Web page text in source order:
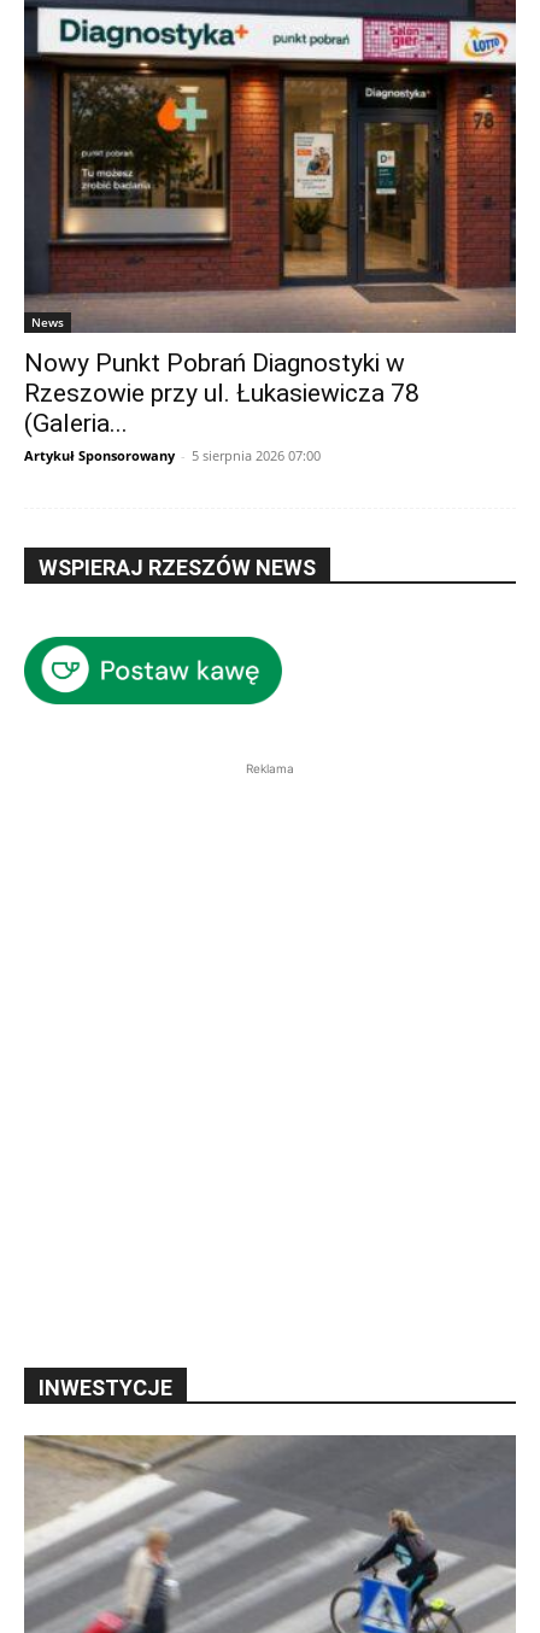
News
Nowy Punkt Pobrań Diagnostyki w
Rzeszowie przy ul. Łukasiewicza 78
(Galeria...
Artykuł Sponsorowany - 5 sierpnia 2026 07:00
WSPIERAJ RZESZÓW NEWS
Reklama
INWESTYCJE